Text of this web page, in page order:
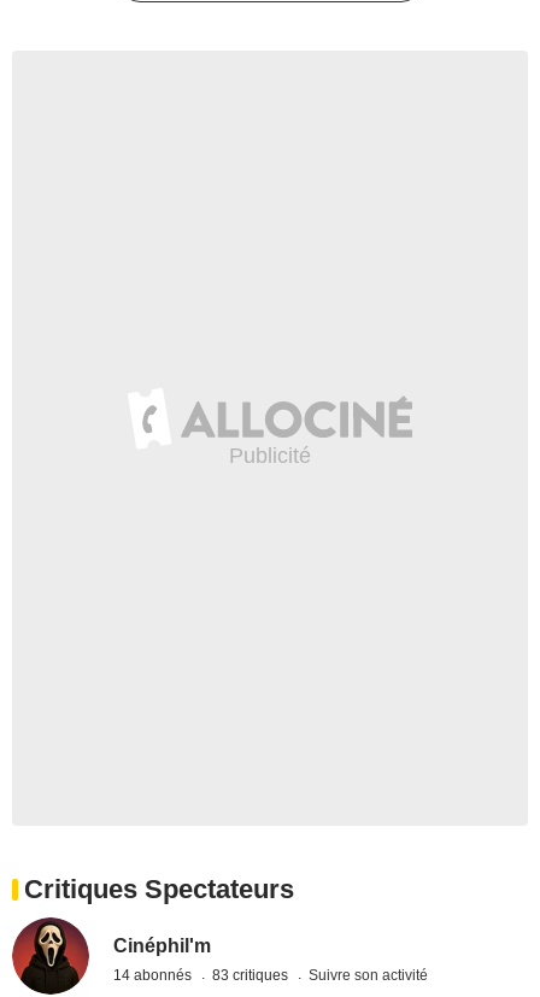
Critiques Spectateurs
Cinéphil'm
14 abonnés 83 critiques Suivre son activité